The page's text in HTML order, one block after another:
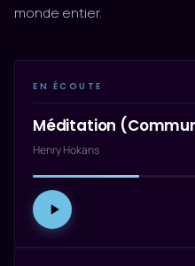
monde entier.
EN ÉCOUTE
Méditation
Henry Hokans